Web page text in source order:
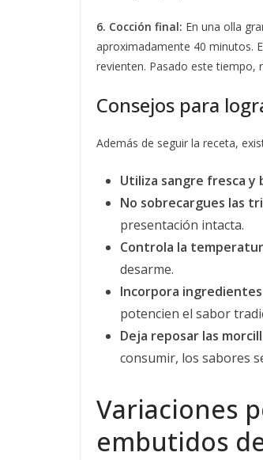
6. Cocción final: En una olla
aproximadamente 40 minutos.
revienten. Pasado este tiempo,
Consejos para
Además de seguir la receta,
Utiliza sangre fresca y
No sobrecargues las
presentación intacta.
Controla la
desarme.
Incorpora ingredientes
potencien el sabor
Deja reposar las
consumir, los sabores
Variaciones
embutidos